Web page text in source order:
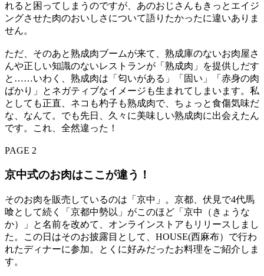
れると困ってしまうのですが、あのおじさんもきっとエイジ
ングさせた肉のおいしさについて語りたかったに違いありま
せん。
ただ、そのあと熟成肉ブームが来て、熟成庫のないお肉屋さ
んや正しい知識のないレストランが「熟成肉」を提供しだす
と……いわく、熟成肉は「匂いがある」「固い」「赤身の肉
ばかり」とネガティブなイメージも生まれてしまいます。私
としても正直、ネコも杓子も熟成肉で、ちょっと食傷気味だ
な、なんて。でも先日、久々に美味しい熟成肉に出会えたん
です。これ、全然違った！
PAGE 2
京中式のお肉はここが違う！
そのお肉を販売しているのは「京中」。京都、伏見で4代馬
喰として続く「京都中勢以」がこのほど「京中（きょうな
か）」と名前を改めて、オンラインストアもリリースしまし
た。この日はそのお披露目として、HOUSE(西麻布）で行わ
れたディナーに参加。とくに好みだったお料理をご紹介しま
す。